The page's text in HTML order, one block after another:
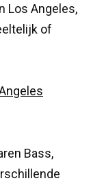
Los Angeles,
of
Bass,